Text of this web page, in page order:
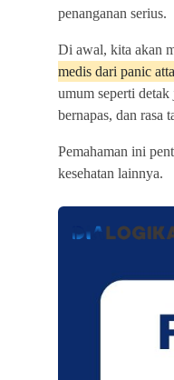
penanganan serius.
Di awal, kita akan
medis dari panic
umum seperti
bernapas, dan rasa
Pemahaman ini
kesehatan lainnya.